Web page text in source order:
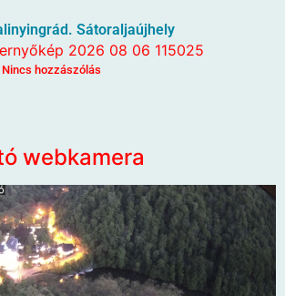
Sátoraljaújhely
Nincs hozzászólás
webkamera